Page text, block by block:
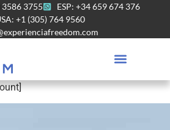
3586 3755
ESP: +34 659 674 376
+1 (305) 764 9560